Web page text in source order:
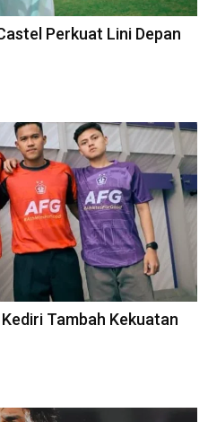
Perkuat Lini Depan
Tambah Kekuatan